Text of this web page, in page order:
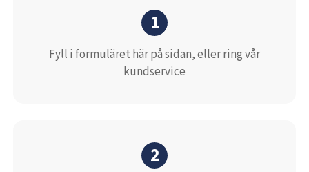
1
Fyll i formuläret här på sidan, eller ring vår
kundservice
2